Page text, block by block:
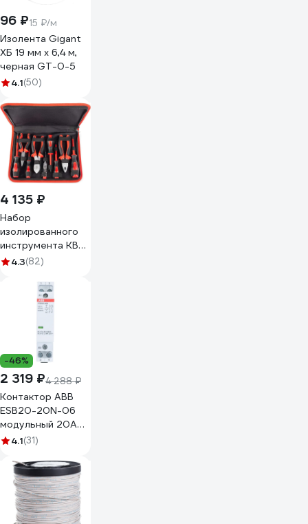
96 ₽15 ₽/м
Изолента Gigant
ХБ 19 мм х 6,4 м,
черная GT-0-5
4.1(50)
4 135 ₽
Набор
изолированного
инструмента КВТ
НИИ-01 59380
4.3(82)
-46%
2 319 ₽4 288 ₽
Контактор ABB
ESB20-20N-06
модульный 20А
АС-1, 2НО,
AC/DC
1SBE121111R0620
4.1(31)